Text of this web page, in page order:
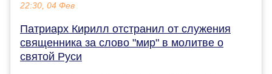
22:30, 04 Фев
Патриарх Кирилл отстранил от служения
священника за слово "мир" в молитве о
святой Руси